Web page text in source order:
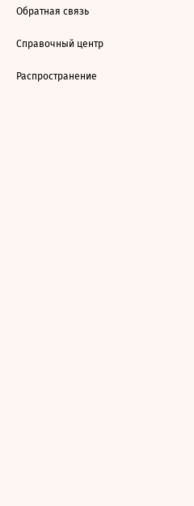
Обратная связь
Справочный центр
Распространение